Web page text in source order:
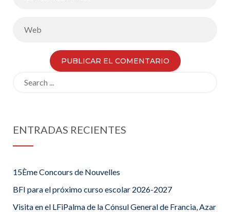
ENTRADAS RECIENTES
15Ème Concours de Nouvelles
BFI para el próximo curso escolar 2026-2027
Visita en el LFiPalma de la Cónsul General de Francia, Azar